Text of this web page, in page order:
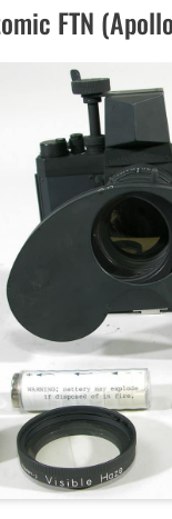
FTN